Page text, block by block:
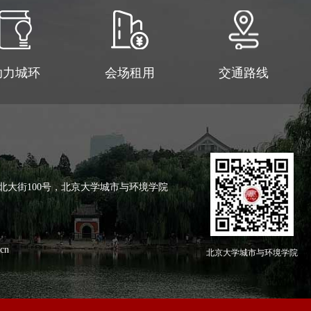
力城环 会场租用 交通路线
大街100号，北京大学城市与环境学院
北京大学城市与环境学院